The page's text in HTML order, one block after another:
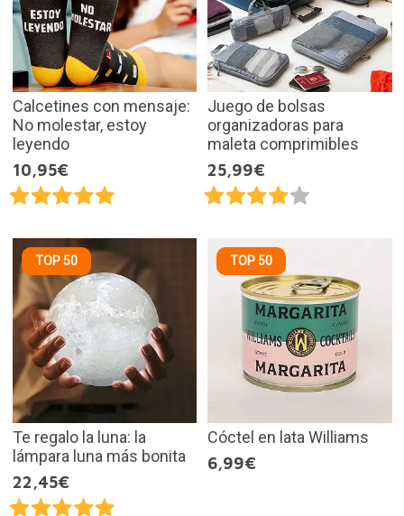
Calcetines con mensaje:
No molestar, estoy
leyendo
10,95€
Juego de bolsas
organizadoras para
maleta comprimibles
25,99€
TOP 50
Te regalo la luna: la
lámpara luna más bonita
22,45€
TOP 50
Cóctel en lata Williams
6,99€